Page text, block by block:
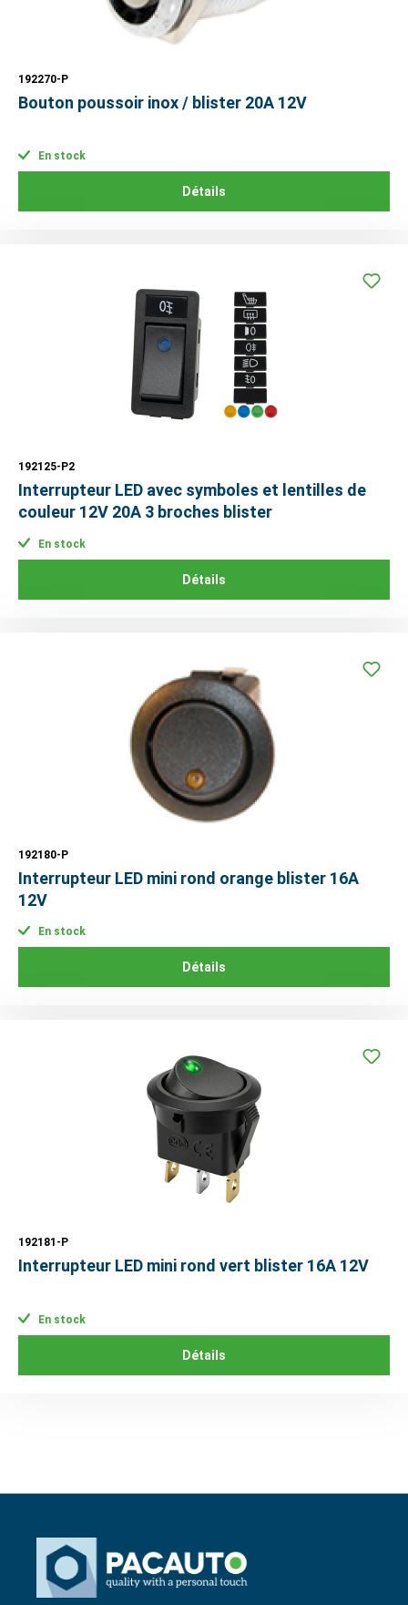
192270-P
Bouton poussoir inox / blister 20A 12V
En stock
Détails
192125-P2
Interrupteur LED avec symboles et lentilles de
couleur 12V 20A 3 broches blister
En stock
Détails
192180-P
Interrupteur LED mini rond orange blister 16A
12V
En stock
Détails
192181-P
Interrupteur LED mini rond vert blister 16A 12V
En stock
Détails